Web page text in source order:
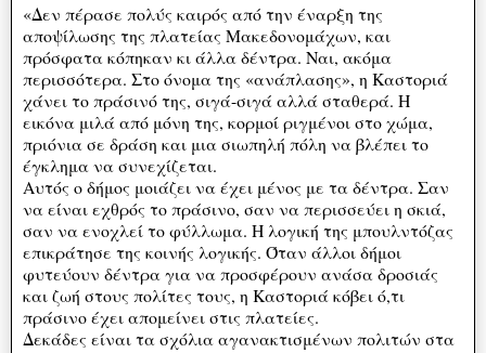
«Δεν πέρασε πολύς καιρός από την έναρξη της
αποψίλωσης της πλατείας Μακεδονομάχων, και
πρόσφατα κόπηκαν κι άλλα δέντρα. Ναι, ακόμα
περισσότερα. Στο όνομα της «ανάπλασης», η Καστοριά
χάνει το πράσινό της, σιγά-σιγά αλλά σταθερά. Η
εικόνα μιλά από μόνη της, κορμοί ριγμένοι στο χώμα,
πριόνια σε δράση και μια σιωπηλή πόλη να βλέπει το
έγκλημα να συνεχίζεται.
Αυτός ο δήμος μοιάζει να έχει μένος με τα δέντρα. Σαν
να είναι εχθρός το πράσινο, σαν να περισσεύει η σκιά,
σαν να ενοχλεί το φύλλωμα. Η λογική της μπουλντόζας
επικράτησε της κοινής λογικής. Όταν άλλοι δήμοι
φυτεύουν δέντρα για να προσφέρουν ανάσα δροσιάς
και ζωή στους πολίτες τους, η Καστοριά κόβει ό,τι
πράσινο έχει απομείνει στις πλατείες.
Δεκάδες είναι τα σχόλια αγανακτισμένων πολιτών στα